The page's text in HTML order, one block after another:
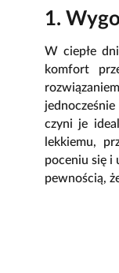
1.
W ciepłe
komfort
czyni je
lekkiemu,
poceniu się i
pewnością,